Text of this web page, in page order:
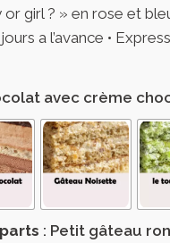
girl ? » en rose et
a l’avance •
avec crème
: Petit gâteau